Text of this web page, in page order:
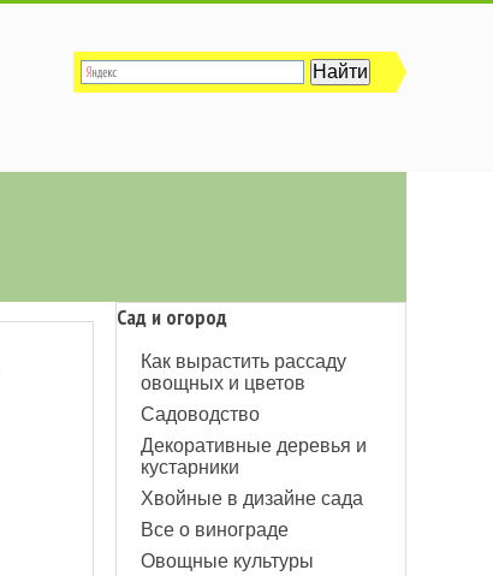
Сад и огород
Как вырастить рассаду
овощных и цветов
Садоводство
Декоративные деревья и
кустарники
Хвойные в дизайне сада
Все о винограде
Овощные культуры